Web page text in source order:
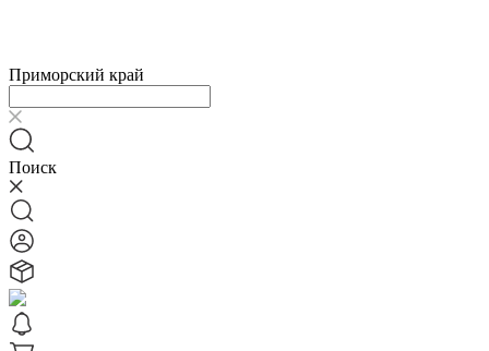
Приморский край
Поиск